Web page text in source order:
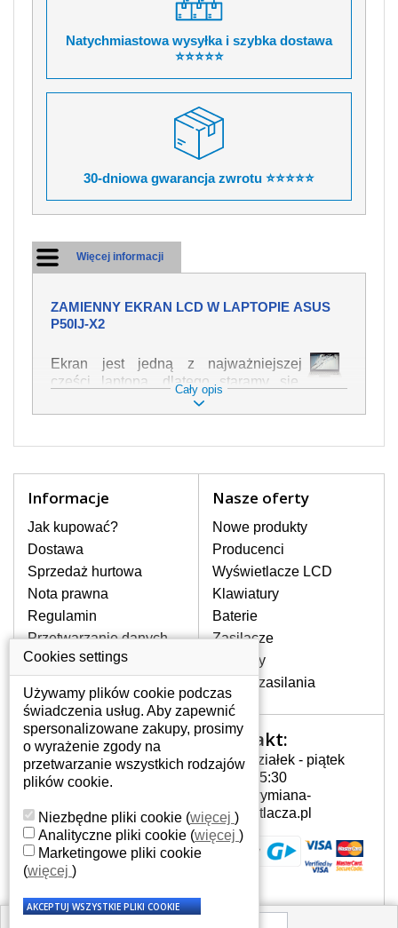
Natychmiastowa wysyłka i szybka dostawa
⭐⭐⭐⭐⭐
30-dniowa gwarancja zwrotu ⭐⭐⭐⭐⭐
Więcej informacji
ZAMIENNY EKRAN LCD W LAPTOPIE ASUS
P50IJ-X2
Ekran jest jedną z najważniejszej
części laptopa, dlatego staramy się,
żeby był jak najwyższej jakości. Służy
on do wyświetlania tekstu lub obrazu w
z nim z jak największą ostrożnością. Do
zaliczyć uszkodzenia mechaniczne np.
rozbity lub pęknięty ekran, następnie
pojawiające się pionowe pasy, ciemny
ekran, migotanie lub nierównomierną
jasność ekranu.
NAJWYŻSZEJ JAKOŚCI!
W naszym magazynie przez
cały okres gwarancji posiadamy
wyłącznie wysokiej jakości
oryginalne matryce klasy A+ bez
wadliwych pikseli.
JAK WYBRAĆ ODPOWIEDNI EKRAN
DO LAPTOPA ASUS P50IJ-X2?
Odpowiedni ekran można dobrać do
konkretnego modelu laptopa, którego
oznaczenie można znaleźć na naklejce
na spodzie laptopa lub pod baterią, bywa
również umieszczone na ramkach lub
pęknięty ekran został zdemontowany, w
Cały opis
Informacje
Jak kupować?
Dostawa
Sprzedaż hurtowa
Nota prawna
Regulamin
Przetwarzanie danych
osobowych
Gdzie nas znajdziesz
Nasze oferty
Nowe produkty
Producenci
Wyświetlacze LCD
Klawiatury
Baterie
Zasilacze
Zawiasy
Złącza zasilania
Twoje konto
Twoje konto
Dane osobowe
Adresy
Historia zamówień
Kontakt:
Poniedziałek - piątek
7:00 - 15:30
info@wymiana-
wyswietlacza.pl
Cookies settings
Używamy plików cookie podczas
świadczenia usług. Aby zapewnić
spersonalizowane zakupy, prosimy
o wyrażenie zgody na
przetwarzanie wszystkich rodzajów
plików cookie.
Niezbędne pliki cookie (więcej )
Analityczne pliki cookie (więcej )
Marketingowe pliki cookie
(więcej )